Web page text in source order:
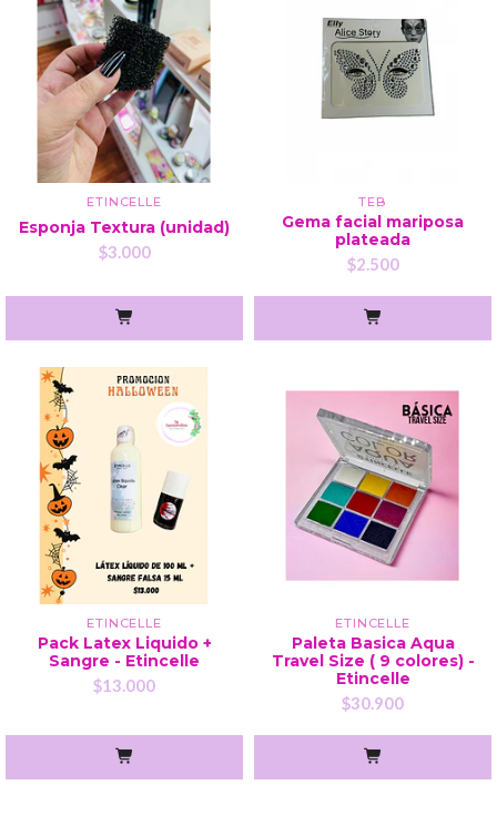
ETINCELLE
Esponja Textura (unidad)
$3.000
TEB
Gema facial mariposa
plateada
$2.500
ETINCELLE
Pack Latex Liquido +
Sangre - Etincelle
$13.000
ETINCELLE
Paleta Basica Aqua
Travel Size ( 9 colores) -
Etincelle
$30.900